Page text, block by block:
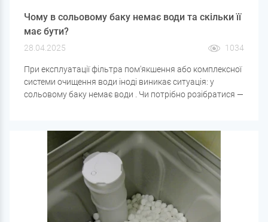
Чому в сольовому баку немає води та скільки її
має бути?
28.04.2025 1034
При експлуатації фільтра пом'якшення або комплексної
системи очищення води іноді виникає ситуація: у
сольовому баку немає води . Чи потрібно розібратися —